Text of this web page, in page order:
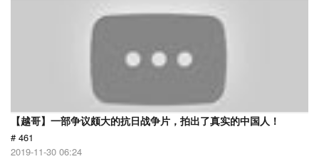
【越哥】一部争议颇大的抗日战争片，拍出了真实的中国人！
# 461
2019-11-30 06:24